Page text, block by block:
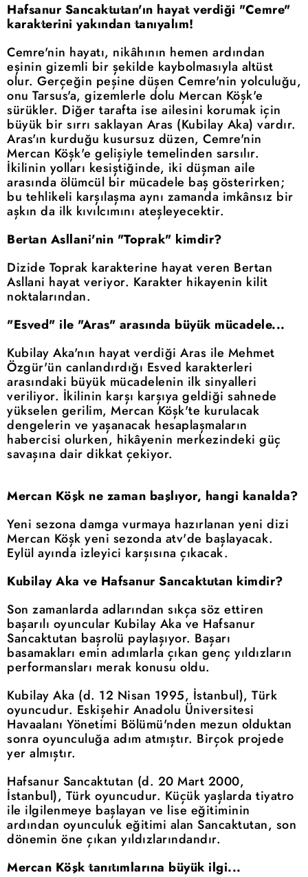
Hafsanur Sancaktutan'ın hayat verdiği "Cemre"
karakterini yakından tanıyalım!
Cemre'nin hayatı, nikâhının hemen ardından
eşinin gizemli bir şekilde kaybolmasıyla altüst
olur. Gerçeğin peşine düşen Cemre'nin yolculuğu,
onu Tarsus'a, gizemlerle dolu Mercan Köşk'e
sürükler. Diğer tarafta ise ailesini korumak için
büyük bir sırrı saklayan Aras (Kubilay Aka) vardır.
Aras'ın kurduğu kusursuz düzen, Cemre'nin
Mercan Köşk'e gelişiyle temelinden sarsılır.
İkilinin yolları kesiştiğinde, iki düşman aile
arasında ölümcül bir mücadele baş gösterirken;
bu tehlikeli karşılaşma aynı zamanda imkânsız bir
aşkın da ilk kıvılcımını ateşleyecektir.
Bertan Asllani'nin "Toprak" kimdir?
Dizide Toprak karakterine hayat veren Bertan
Asllani hayat veriyor. Karakter hikayenin kilit
noktalarından.
"Esved" ile "Aras" arasında büyük mücadele...
Kubilay Aka'nın hayat verdiği Aras ile Mehmet
Özgür'ün canlandırdığı Esved karakterleri
arasındaki büyük mücadelenin ilk sinyalleri
veriliyor. İkilinin karşı karşıya geldiği sahnede
yükselen gerilim, Mercan Köşk'te kurulacak
dengelerin ve yaşanacak hesaplaşmaların
habercisi olurken, hikâyenin merkezindeki güç
savaşına dair dikkat çekiyor.
Mercan Köşk ne zaman başlıyor, hangi kanalda?
Yeni sezona damga vurmaya hazırlanan yeni dizi
Mercan Köşk yeni sezonda atv'de başlayacak.
Eylül ayında izleyici karşısına çıkacak.
Kubilay Aka ve Hafsanur Sancaktutan kimdir?
Son zamanlarda adlarından sıkça söz ettiren
başarılı oyuncular Kubilay Aka ve Hafsanur
Sancaktutan başrolü paylaşıyor. Başarı
basamakları emin adımlarla çıkan genç yıldızların
performansları merak konusu oldu.
Kubilay Aka (d. 12 Nisan 1995, İstanbul), Türk
oyuncudur. Eskişehir Anadolu Üniversitesi
Havaalanı Yönetimi Bölümü'nden mezun olduktan
sonra oyunculuğa adım atmıştır. Birçok projede
yer almıştır.
Hafsanur Sancaktutan (d. 20 Mart 2000,
İstanbul), Türk oyuncudur. Küçük yaşlarda tiyatro
ile ilgilenmeye başlayan ve lise eğitiminin
ardından oyunculuk eğitimi alan Sancaktutan, son
dönemin öne çıkan yıldızlarındandır.
Mercan Köşk tanıtımlarına büyük ilgi...